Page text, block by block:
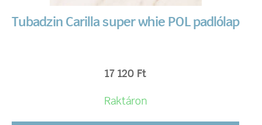
Tubadzin Carilla super whie POL padlólap
17 120 Ft
Raktáron